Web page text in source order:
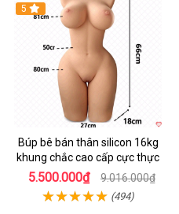
5
Búp bê bán thân silicon 16kg
khung chắc cao cấp cực thực
5.500.000₫ 9.016.000₫
(494)